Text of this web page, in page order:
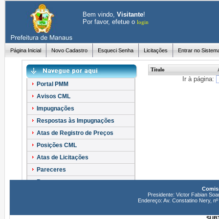
Bem vindo, Visitante!
Por favor, efetue o login
Página Inicial Novo Cadastro Esqueci Senha Licitações Entrar no
Portal PMM
Avisos CML
Impugnações
Respostas às Impugnações
Atas de Registro de Preços
Posições CML
Atas de Licitações
Pareceres
Recursos
Título
Ir à página:
Presidente: Victor Fabian
Endereço: Av. Constatino Nery,